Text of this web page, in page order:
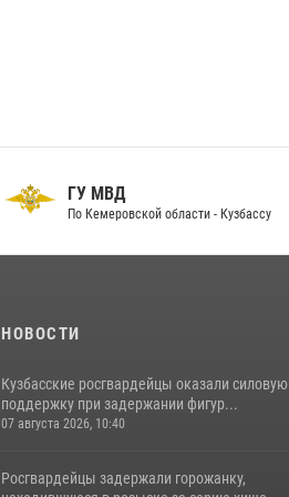
ГУ МВД
По Кемеровской области - Кузбассу
НОВОСТИ
Кузбасские росгвардейцы оказали силовую
поддержку при задержании фигур...
07 августа 2026, 10:40
Росгвардейцы задержали горожанку,